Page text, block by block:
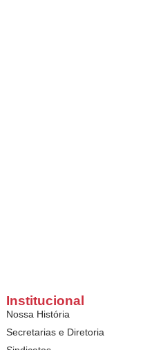
Institucional
Nossa História
Secretarias e Diretoria